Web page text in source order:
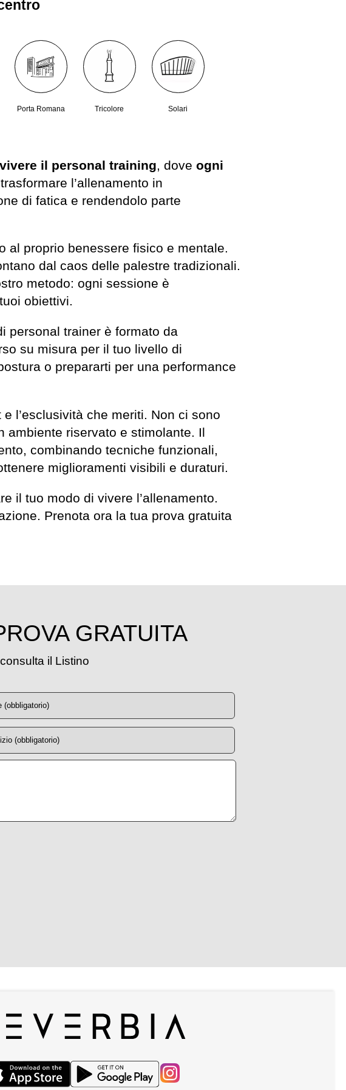
Porta Romana Tricolore Solari
il personal training, dove ogni
l’allenamento in
di fatica e rendendolo parte
al proprio benessere fisico e mentale.
dal caos delle palestre tradizionali.
metodo: ogni sessione è
obiettivi.
personal trainer è formato da
su misura per il tuo livello di
o prepararti per una performance
l’esclusività che meriti. Non ci sono
ambiente riservato e stimolante. Il
combinando tecniche funzionali,
miglioramenti visibili e duraturi.
il tuo modo di vivere l’allenamento.
Prenota ora la tua prova gratuita
GRATUITA
il Listino